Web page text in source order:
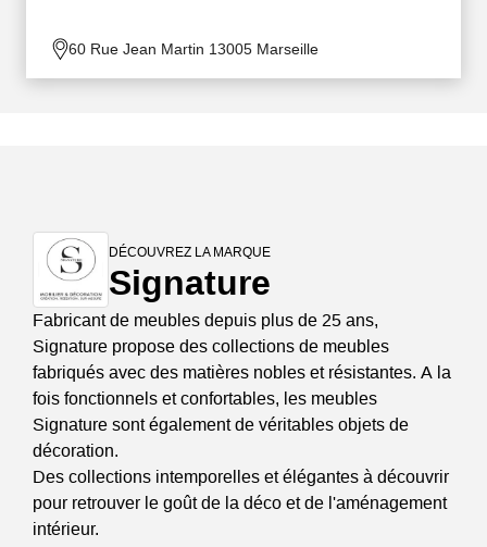
60 Rue Jean Martin 13005 Marseille
DÉCOUVREZ LA MARQUE
Signature
Fabricant de meubles depuis plus de 25 ans,
Signature propose des collections de meubles
fabriqués avec des matières nobles et résistantes. A la
fois fonctionnels et confortables, les meubles
Signature sont également de véritables objets de
décoration.
Des collections intemporelles et élégantes à découvrir
pour retrouver le goût de la déco et de l'aménagement
intérieur.